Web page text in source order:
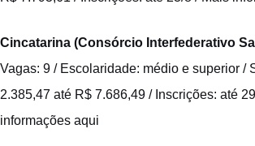
Cincatarina (Consórcio Interfederativo
Vagas: 9 / Escolaridade: médio e superior /
2.385,47 até R$ 7.686,49 / Inscrições: até
informações aqui